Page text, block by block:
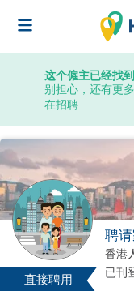
这个僱主已经找
别担心，还有更
在招聘
直接聘用
聘
香港
已刊